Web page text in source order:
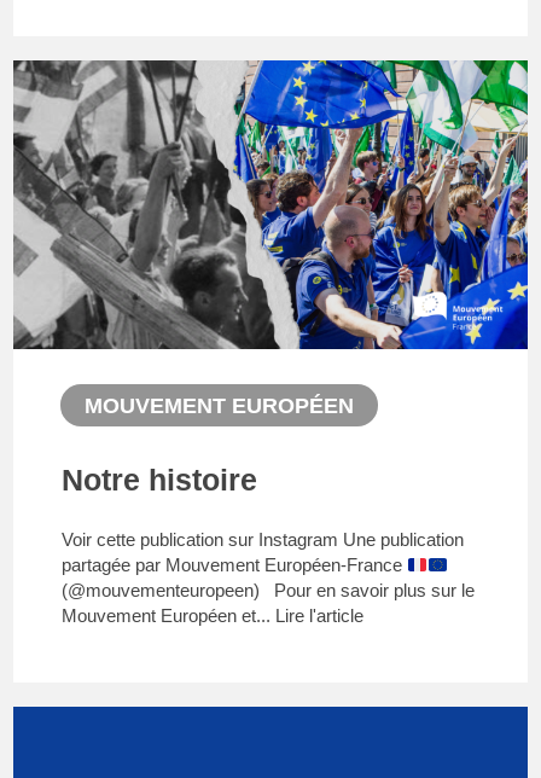
MOUVEMENT EUROPÉEN
Notre histoire
Voir cette publication sur Instagram Une publication
partagée par Mouvement Européen-France
(@mouvementeuropeen) Pour en savoir plus sur le
Mouvement Européen et... Lire l'article